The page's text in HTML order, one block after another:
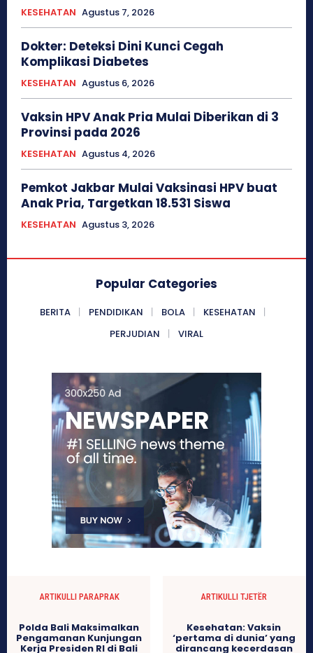
KESEHATAN Agustus 7, 2026
Dokter: Deteksi Dini Kunci Cegah
Komplikasi Diabetes
KESEHATAN Agustus 6, 2026
Vaksin HPV Anak Pria Mulai Diberikan di 3
Provinsi pada 2026
KESEHATAN Agustus 4, 2026
Pemkot Jakbar Mulai Vaksinasi HPV buat
Anak Pria, Targetkan 18.531 Siswa
KESEHATAN Agustus 3, 2026
Popular Categories
BERITA PENDIDIKAN BOLA
KESEHATAN
PERJUDIAN
VIRAL
ARTIKULLI PARAPRAK
Polda Bali Maksimalkan
Pengamanan Kunjungan
Kerja Presiden RI di Bali
ARTIKULLI TJETËR
Kesehatan: Vaksin
‘pertama di dunia’ yang
dirancang kecerdasan